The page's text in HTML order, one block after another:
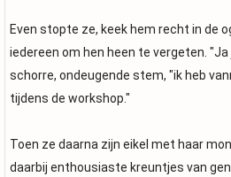
Even stopte ze, keek hem recht in de
iedereen om hen heen te vergeten.
schorre, ondeugende stem, "ik heb
tijdens de workshop."
Toen ze daarna zijn eikel met haar
daarbij enthousiaste kreuntjes van